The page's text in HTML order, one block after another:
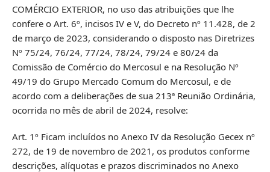
COMÉRCIO EXTERIOR, no uso das atribuições que lhe
confere o Art. 6º, incisos IV e V, do Decreto nº 11.428, de 2
de março de 2023, considerando o disposto nas Diretrizes
Nº 75/24, 76/24, 77/24, 78/24, 79/24 e 80/24 da
Comissão de Comércio do Mercosul e na Resolução Nº
49/19 do Grupo Mercado Comum do Mercosul, e de
acordo com a deliberações de sua 213ª Reunião Ordinária,
ocorrida no mês de abril de 2024, resolve:
Art. 1º Ficam incluídos no Anexo IV da Resolução Gecex nº
272, de 19 de novembro de 2021, os produtos conforme
descrições, alíquotas e prazos discriminados no Anexo